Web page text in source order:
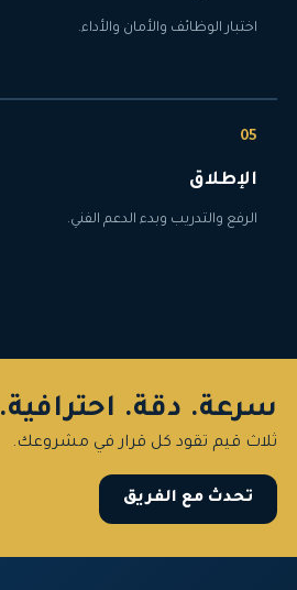
اختبار الوظائف والأمان والأداء.
الإطلاق
الرفع والتدريب وبدء الدعم الفني.
سرعة. دقة. احترافية.
ثلاث قيم تقود كل قرار في مشروعك.
تحدث مع الفريق